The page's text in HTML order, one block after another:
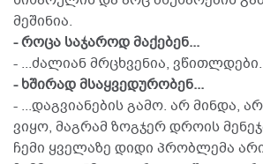
მეშინია.
- როცა საჯაროდ მაქებენ...
- ...ძალიან მრცხვენია, ვწითლდები.
- ხშირად მსაყვედურობენ...
- ...დაგვიანების გამო. არ მინდა,
ვიყო, მაგრამ ზოგჯერ დროის
ჩემი ყველაზე დიდი პრობლემა